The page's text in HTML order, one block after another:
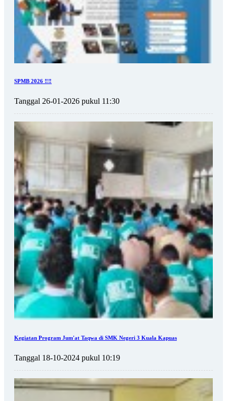
SPMB 2026 ‼️‼️
Tanggal 26-01-2026 pukul 11:30
Kegiatan Program Jum'at Taqwa di SMK Negeri 3 Kuala Kapuas
Tanggal 18-10-2024 pukul 10:19